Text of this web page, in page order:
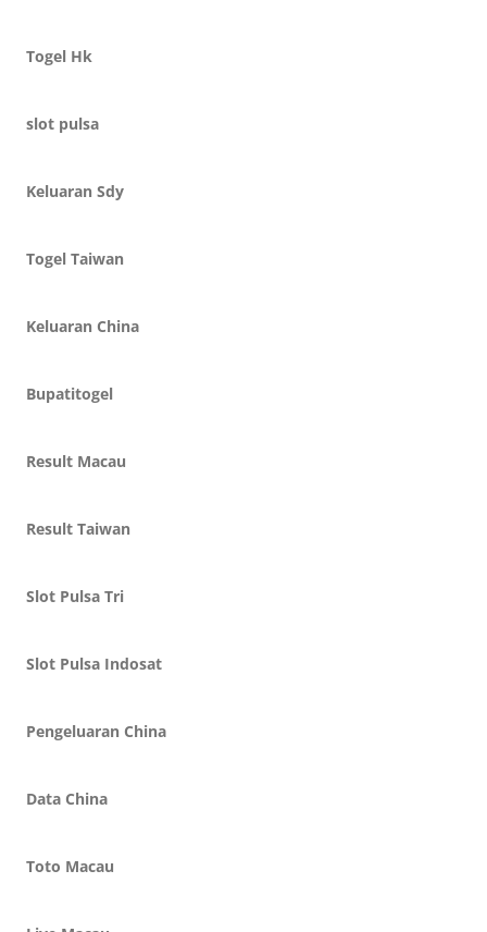
Togel Hk
slot pulsa
Keluaran Sdy
Togel Taiwan
Keluaran China
Bupatitogel
Result Macau
Result Taiwan
Slot Pulsa Tri
Slot Pulsa Indosat
Pengeluaran China
Data China
Toto Macau